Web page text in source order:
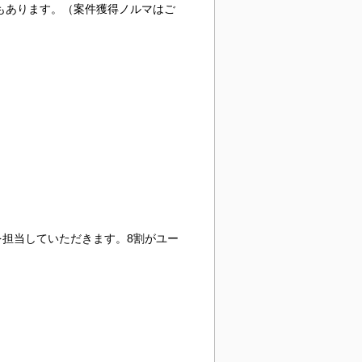
ります。（案件獲得ノルマはご
当していただきます。8割がユー